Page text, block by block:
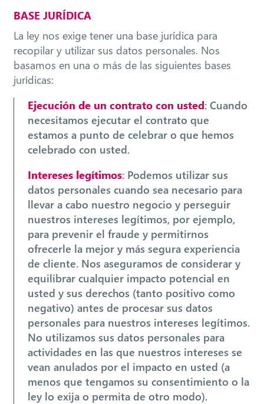
BASE JURÍDICA
La ley nos exige tener una base jurídica para
recopilar y utilizar sus datos personales. Nos
basamos en una o más de las siguientes bases
jurídicas:
Ejecución de un contrato con usted: Cuando
necesitamos ejecutar el contrato que
estamos a punto de celebrar o que hemos
celebrado con usted.
Intereses legítimos: Podemos utilizar sus
datos personales cuando sea necesario para
llevar a cabo nuestro negocio y perseguir
nuestros intereses legítimos, por ejemplo,
para prevenir el fraude y permitirnos
ofrecerle la mejor y más segura experiencia
de cliente. Nos aseguramos de considerar y
equilibrar cualquier impacto potencial en
usted y sus derechos (tanto positivo como
negativo) antes de procesar sus datos
personales para nuestros intereses legítimos.
No utilizamos sus datos personales para
actividades en las que nuestros intereses se
vean anulados por el impacto en usted (a
menos que tengamos su consentimiento o la
ley lo exija o permita de otro modo).